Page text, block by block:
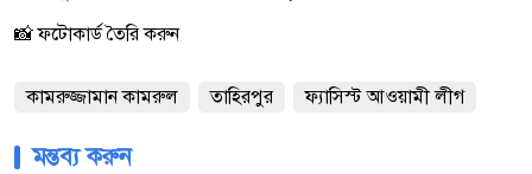
📸 ফটোকার্ড তৈরি করুন
কামরুজ্জামান কামরুল তাহিরপুর ফ্যাসিস্ট ‎আওয়ামী লীগ
মন্তব্য করুন